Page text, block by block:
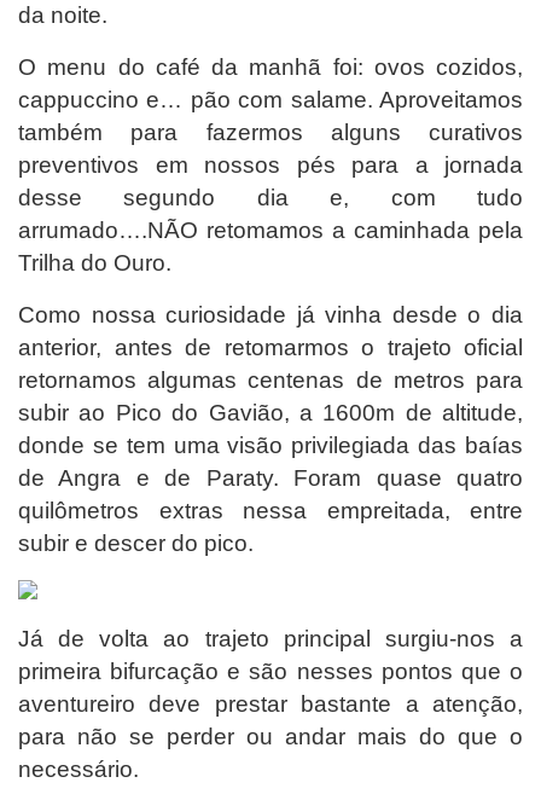
da noite.
O menu do café da manhã foi: ovos cozidos,
cappuccino e… pão com salame. Aproveitamos
também para fazermos alguns curativos
preventivos em nossos pés para a jornada
desse segundo dia e, com tudo
arrumado….NÃO retomamos a caminhada pela
Trilha do Ouro.
Como nossa curiosidade já vinha desde o dia
anterior, antes de retomarmos o trajeto oficial
retornamos algumas centenas de metros para
subir ao Pico do Gavião, a 1600m de altitude,
donde se tem uma visão privilegiada das baías
de Angra e de Paraty. Foram quase quatro
quilômetros extras nessa empreitada, entre
subir e descer do pico.
Já de volta ao trajeto principal surgiu-nos a
primeira bifurcação e são nesses pontos que o
aventureiro deve prestar bastante a atenção,
para não se perder ou andar mais do que o
necessário.